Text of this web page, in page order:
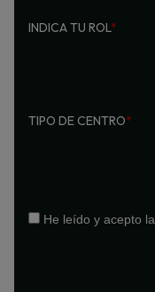
INDICA TU ROL*
TIPO DE CENTRO*
He leído y acepto la